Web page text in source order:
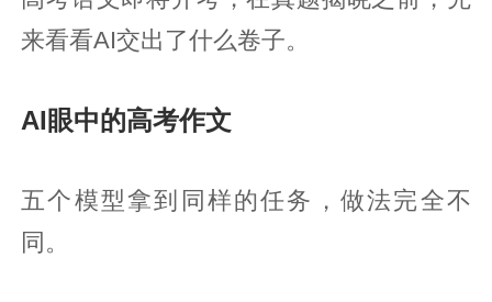
来看看AI交出了什么卷子。
AI眼中的高考作文
五个模型拿到同样的任务，做法完全不
同。